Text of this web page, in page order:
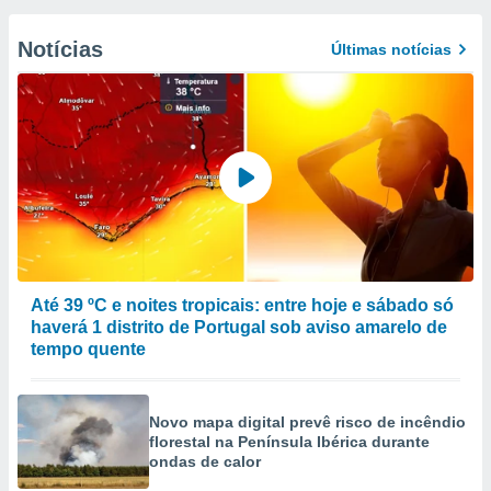
Notícias Últimas notícias
Até 39 ºC e noites tropicais: entre hoje e sábado só
haverá 1 distrito de Portugal sob aviso amarelo de
tempo quente
Novo mapa digital prevê risco de incêndio
florestal na Península Ibérica durante
ondas de calor